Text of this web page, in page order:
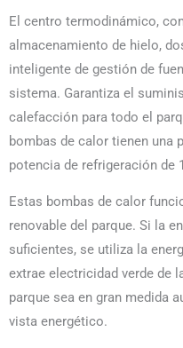
El centro termodinámico,
almacenamiento de hielo,
inteligente de gestión de
sistema. Garantiza el
calefacción para todo el
bombas de calor tienen una
potencia de refrigeración de
Estas bombas de calor
renovable del parque. Si la
suficientes, se utiliza la
extrae electricidad verde de
parque sea en gran medida
vista energético.